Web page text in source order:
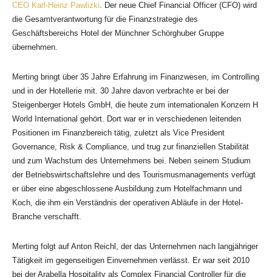
CEO Karl-Heinz Pawlizki. Der neue Chief Financial Officer (CFO) wird
die Gesamtverantwortung für die Finanzstrategie des
Geschäftsbereichs Hotel der Münchner Schörghuber Gruppe
übernehmen.
Merting bringt über 35 Jahre Erfahrung im Finanzwesen, im Controlling
und in der Hotellerie mit. 30 Jahre davon verbrachte er bei der
Steigenberger Hotels GmbH, die heute zum internationalen Konzern H
World International gehört. Dort war er in verschiedenen leitenden
Positionen im Finanzbereich tätig, zuletzt als Vice President
Governance, Risk & Compliance, und trug zur finanziellen Stabilität
und zum Wachstum des Unternehmens bei. Neben seinem Studium
der Betriebswirtschaftslehre und des Tourismusmanagements verfügt
er über eine abgeschlossene Ausbildung zum Hotelfachmann und
Koch, die ihm ein Verständnis der operativen Abläufe in der Hotel-
Branche verschafft.
Merting folgt auf Anton Reichl, der das Unternehmen nach langjähriger
Tätigkeit im gegenseitigen Einvernehmen verlässt. Er war seit 2010
bei der Arabella Hospitality als Complex Financial Controller für die